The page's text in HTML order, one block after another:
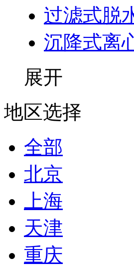
过滤式脱
沉降式离
展开
地区选择
全部
北京
上海
天津
重庆